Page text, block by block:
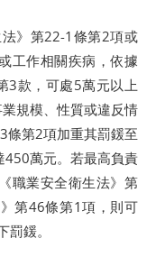
》第22-1條第2項或
工作相關疾病，依據
3款，可處5萬元以上
規模、性質或違反情
條第2項加重其罰鍰至
450萬元。若最高負責
職業安全衛生法》第
第46條第1項，則可
鍰。